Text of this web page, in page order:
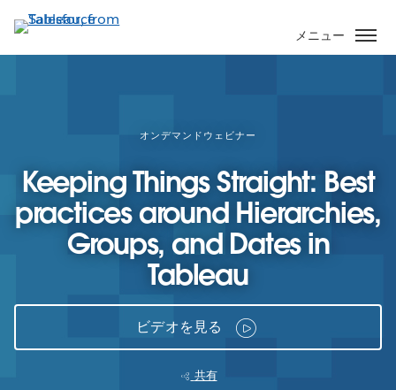
イ
ン
メニュー
オンデマンドウェビナー
Keeping Things Straight: Best
practices around Hierarchies,
Groups, and Dates in
Tableau
ビデオを見る
共有